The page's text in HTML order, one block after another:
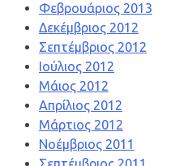
Φεβρουάριος 2013
Δεκέμβριος 2012
Σεπτέμβριος 2012
Ιούλιος 2012
Μάιος 2012
Απρίλιος 2012
Μάρτιος 2012
Νοέμβριος 2011